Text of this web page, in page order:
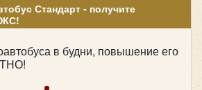
Стандарт - получите
в будни, повышение его